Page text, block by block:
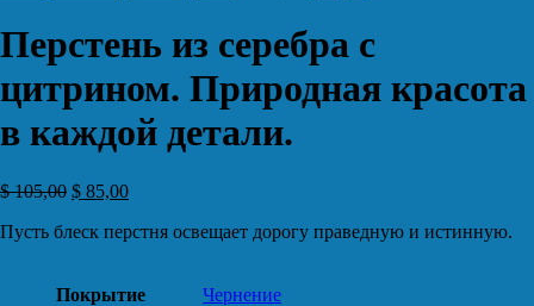
Перстень из серебра с
цитрином. Природная красота
в каждой детали.
$105,00 $ 85,00
Пусть блеск перстня освещает дорогу праведную и истинную.
Покрытие Чернение